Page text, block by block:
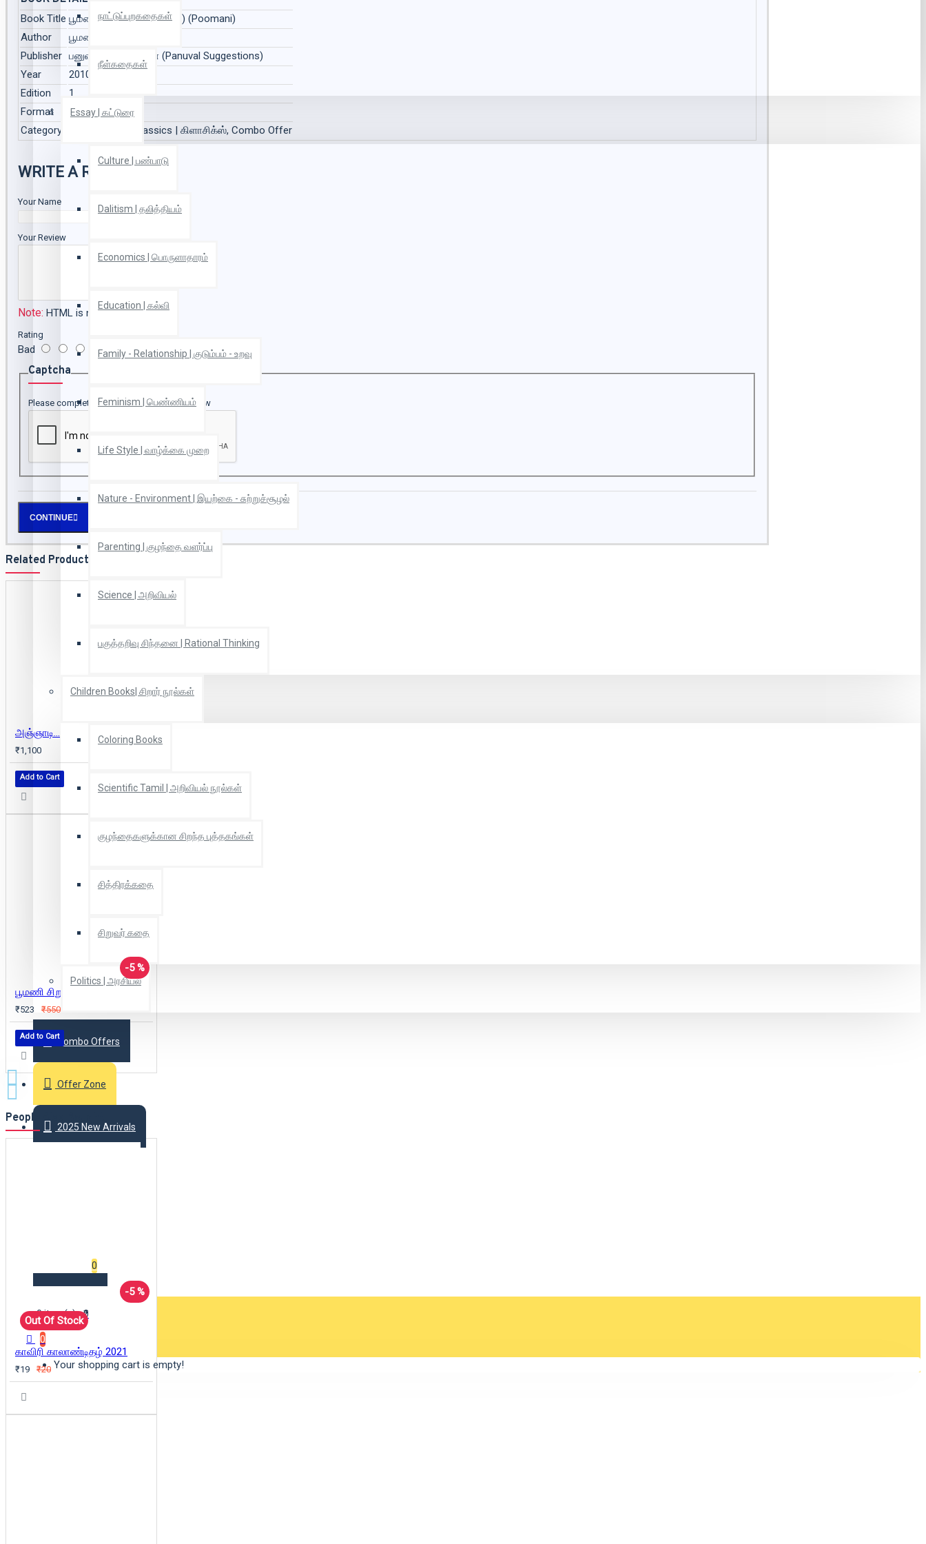
நாட்டுப்புறகதைகள்
நீள்கதைகள்
Essay | கட்டுரை
Culture | பண்பாடு
Dalitism | தலித்தியம்
Economics | பொருளாதாரம்
Education | கல்வி
Family - Relationship | குடும்பம் - உறவு
Feminism | பெண்ணியம்
Life Style | வாழ்க்கை முறை
Nature - Environment | இயற்கை - சுற்றுச்சூழல்
Parenting | குழந்தை வளர்ப்பு
Science | அறிவியல்
பகுத்தறிவு சிந்தனை | Rational Thinking
Children Books| சிறார் நூல்கள்
Coloring Books
Scientific Tamil | அறிவியல் நூல்கள்
குழந்தைகளுக்கான சிறந்த புத்தகங்கள்
சித்திரக்கதை
சிறுவர் கதை
Politics | அரசியல்
Combo Offers
Offer Zone
2025 New Arrivals
0
0 item(s) - ₹0
0
Your shopping cart is empty!
Book Title பூமணி நாவல்கள் (Combo) (Poomani)
Author
பூமணி (Poomani)
Publisher பனுவல் பரிந்துரைகள் (Panuval Suggestions)
Year
2010
Edition
1
Format
Paper Back
Category
Novel | நாவல், Classics | கிளாசிக்ஸ், Combo Offer
WRITE A REVIEW
Your Name
Your Review
Note: HTML is not translated!
Rating
Bad Good
Captcha
Please complete the captcha validation below
CONTINUE
Related Products
அஞ்ஞாடி...
₹1,100
Add to Cart
-5 %
₹523 ₹550
Add to Cart
People Also Bought
-5 %
Out Of Stock
காவிரி காலாண்டிதழ் 2021
₹19 ₹20